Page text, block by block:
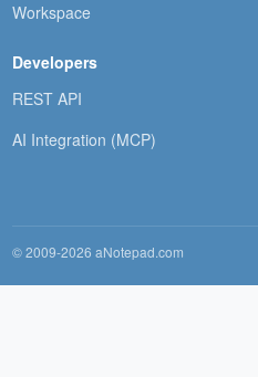
Workspace
Developers
REST API
AI Integration (MCP)
© 2009-2026 aNotepad.com